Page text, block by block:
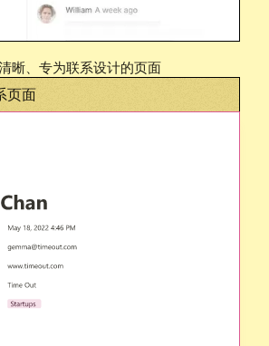
晰、专为联系设计的页面
页面